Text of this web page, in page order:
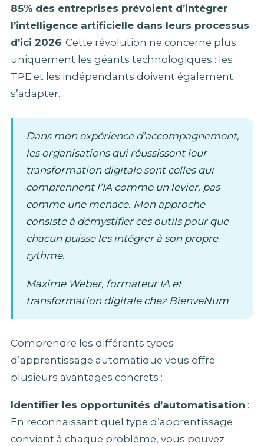
85% des entreprises prévoient d’intégrer
l’intelligence artificielle dans leurs processus
d’ici 2026. Cette révolution ne concerne plus
uniquement les géants technologiques : les
TPE et les indépendants doivent également
s’adapter.
Dans mon expérience d’accompagnement,
les organisations qui réussissent leur
transformation digitale sont celles qui
comprennent l’IA comme un levier, pas
comme une menace. Mon approche
consiste à démystifier ces outils pour que
chacun puisse les intégrer à son propre
rythme.
Maxime Weber, formateur IA et
transformation digitale chez BienveNum
Comprendre les différents types
d’apprentissage automatique vous offre
plusieurs avantages concrets :
Identifier les opportunités d’automatisation :
En reconnaissant quel type d’apprentissage
convient à chaque problème, vous pouvez